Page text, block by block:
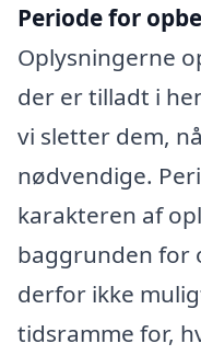
Periode for
Oplysningerne
der er tilladt i
vi sletter dem,
nødvendige.
karakteren af
baggrunden for
derfor ikke
tidsramme for,